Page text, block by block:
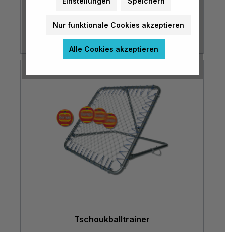
€ 37,95*
Tschoukballtrainer
Nur funktionale Cookies akzeptieren
Alle Cookies akzeptieren